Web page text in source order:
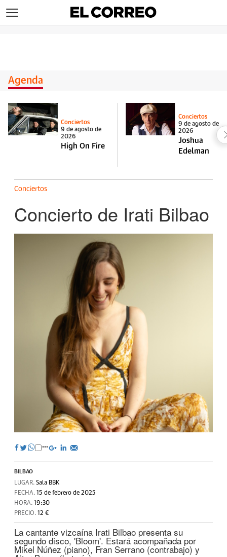
Agenda
Conciertos
9 de agosto de
2026
High On Fire
Conciertos
9 de agosto de
2026
Joshua
Edelman
Conciertos
Concierto de Irati Bilbao
BILBAO
LUGAR. Sala BBK
FECHA. 15 de febrero de 2025
HORA. 19:30
PRECIO. 12 €
La cantante vizcaína Irati Bilbao presenta su
segundo disco, 'Bloom'. Estará acompañada por
Mikel Núñez (piano), Fran Serrano (contrabajo) y